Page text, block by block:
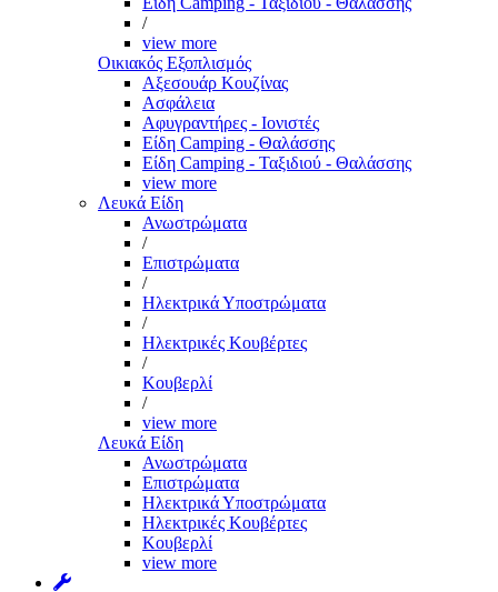
/
view more
Οικιακός Εξοπλισμός
Αξεσουάρ Κουζίνας
Ασφάλεια
Αφυγραντήρες - Ιονιστές
Είδη Camping - Θαλάσσης
Είδη Camping - Ταξιδιού - Θαλάσσης
view more
Λευκά Είδη
Ανωστρώματα
/
Επιστρώματα
/
Ηλεκτρικά Υποστρώματα
/
Ηλεκτρικές Κουβέρτες
/
Κουβερλί
/
view more
Λευκά Είδη
Ανωστρώματα
Επιστρώματα
Ηλεκτρικά Υποστρώματα
Ηλεκτρικές Κουβέρτες
Κουβερλί
view more